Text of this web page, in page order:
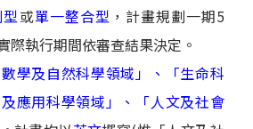
或單一整合型 ，計畫規劃一期5
際執行期間依審查結果決定。
數學及自然科學領域」、「生命科
應用科學領域」、「人文及社會